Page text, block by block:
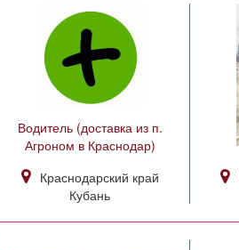
Водитель (доставка из п.
Агроном в Краснодар)
Краснодарский край
Кубань